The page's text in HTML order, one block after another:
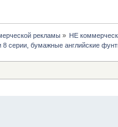
рекламы»
НЕ
серии, бумажные английские